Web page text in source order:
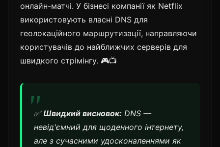
онлайн-матчі. У бізнесі компанії як Netflix
використовують власні DNS для
геолокаційного маршрутизації, направляючи
користувачів до найближчих серверів для
швидкого стрімінгу. 🎮📺
✅ Швидкий висновок: DNS —
невід'ємний для щоденного інтернету,
але з сучасними удосконаленнями як